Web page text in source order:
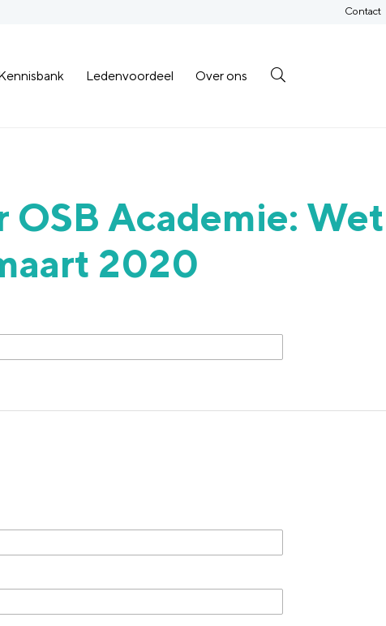
Ledenvoordeel Over ons
Contact
Academie:
2020